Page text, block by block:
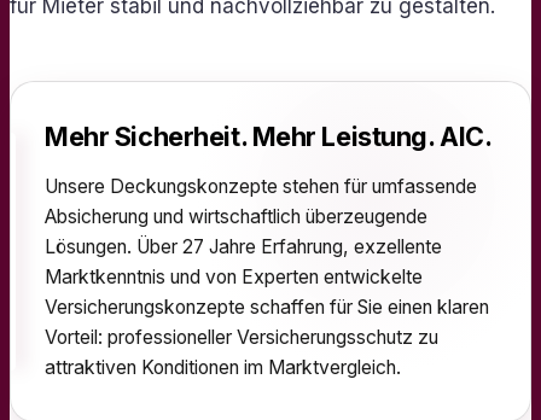
für Mieter stabil und nachvollziehbar zu gestalten.
Mehr Sicherheit. Mehr Leistung. AIC.
Unsere Deckungskonzepte stehen für umfassende
Absicherung und wirtschaftlich überzeugende
Lösungen. Über 27 Jahre Erfahrung, exzellente
Marktkenntnis und von Experten entwickelte
Versicherungskonzepte schaffen für Sie einen klaren
Vorteil: professioneller Versicherungsschutz zu
attraktiven Konditionen im Marktvergleich.